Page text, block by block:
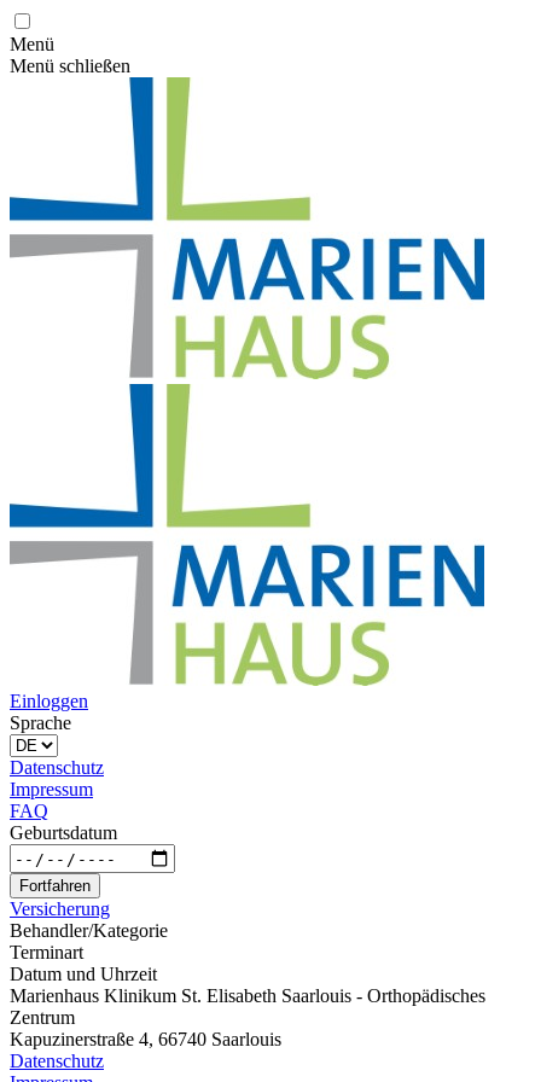
Menü
Menü schließen
Einloggen
Sprache
Datenschutz
Impressum
FAQ
Geburtsdatum
Fortfahren
Versicherung
Behandler/Kategorie
Terminart
Datum und Uhrzeit
Marienhaus Klinikum St. Elisabeth Saarlouis - Orthopädisches
Zentrum
Kapuzinerstraße 4, 66740 Saarlouis
Datenschutz